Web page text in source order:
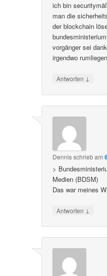
ich bin
man die
der blockchain
vorgänger sei
irgendwo rumliegen
Antworten ↓
Dennisschriebam
>
Medien (BDSM)
Das war meines
Antworten ↓